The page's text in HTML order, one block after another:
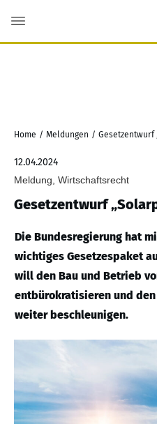
Home / Meldungen / Gesetzentwurf
12.04.2024
Meldung, Wirtschaftsrecht
Gesetzentwurf
Die Bundesregierung hat
wichtiges Gesetzespaket
will den Bau und Betrieb
entbürokratisieren und
weiter beschleunigen.